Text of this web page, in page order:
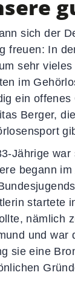
sich der
freuen: In
sehr
im
ein
Berger,
Jährige
begann
startete
nämlich
und war
sie eine